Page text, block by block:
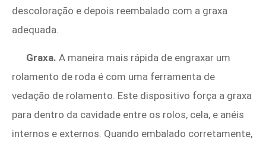
descoloração e depois reembalado com a graxa
adequada.
Graxa. A maneira mais rápida de engraxar um
rolamento de roda é com uma ferramenta de
vedação de rolamento. Este dispositivo força a graxa
para dentro da cavidade entre os rolos, cela, e anéis
internos e externos. Quando embalado corretamente,